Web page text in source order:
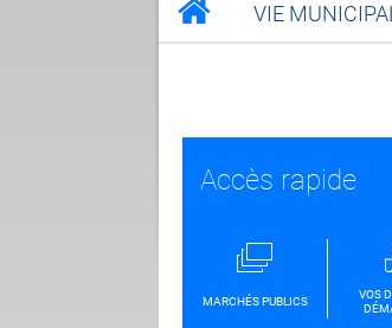
VIE
Accès rapide
MARCHÉS PUBLICS
VOS